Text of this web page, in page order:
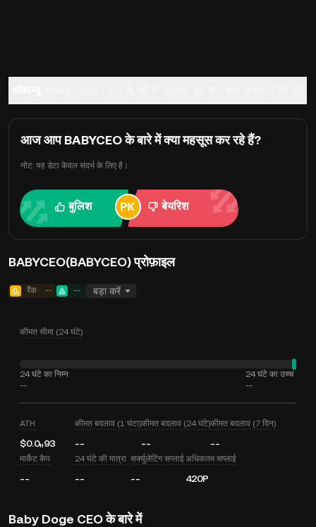
आज आप BABYCEO के बारे में क्या महसूस कर रहे हैं?
नोट: यह डेटा केवल संदर्भ के लिए है।
बुलिश बेयरिश
BABYCEO(BABYCEO) प्रोफ़ाइल
रैंक -- -- बड़ा करें
कीमत सीमा (24 घंटे)
24 घंटे का निम्न
--
24 घंटे का उच्च
--
ATH
$0.0₁₁93
कीमत बदलाव (1 घंटा)
--
कीमत बदलाव (24 घंटे)
--
कीमत बदलाव (7 दिन)
--
मार्केट कैप
--
24 घंटे की मात्रा
--
सर्क्युलेटिंग सप्लाई
--
अधिकतम सप्लाई
420P
Baby Doge CEO के बारे में